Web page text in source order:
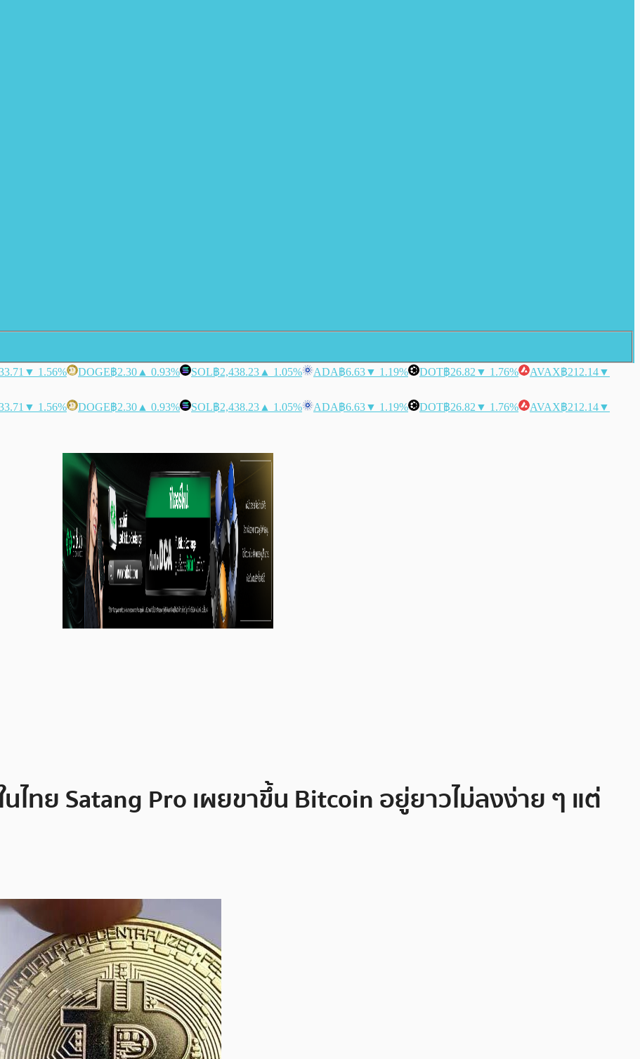
▼ 1.56% DOGE฿2.30 ▲ 0.93% SOL฿2,438.23 ▲ 1.05% ADA฿6.63▼ 1.19% DOT฿26.82 ▼ 1.76% AVAX฿212.14▼
▼ 1.56% DOGE฿2.30 ▲ 0.93% SOL฿2,438.23 ▲ 1.05% ADA฿6.63▼ 1.19% DOT฿26.82 ▼ 1.76% AVAX฿212.14▼
ไทย Satang Pro เผยขาขึ้น Bitcoin อยู่ยาวไม่ลงง่าย ๆ แต่